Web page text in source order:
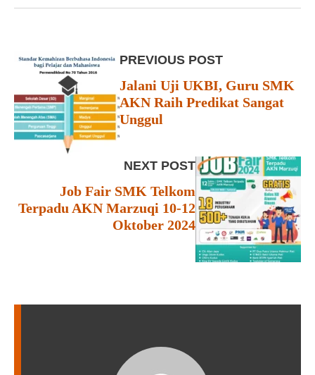
PREVIOUS POST
Jalani Uji UKBI, Guru SMK
AKN Raih Predikat Sangat
Unggul
NEXT POST
Job Fair SMK Telkom
Terpadu AKN Marzuqi 10-12
Oktober 2024